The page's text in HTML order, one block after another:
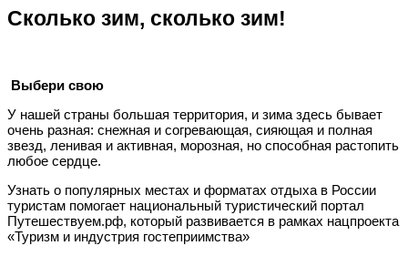
Сколько зим, сколько зим!
Выбери свою
У нашей страны большая территория, и зима здесь бывает
очень разная: снежная и согревающая, сияющая и полная
звезд, ленивая и активная, морозная, но способная растопить
любое сердце.
Узнать о популярных местах и форматах отдыха в России
туристам помогает национальный туристический портал
Путешествуем.рф, который развивается в рамках нацпроекта
«Туризм и индустрия гостеприимства»